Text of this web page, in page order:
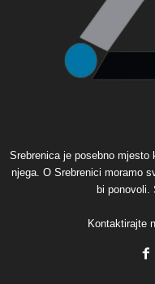
Srebrenica je posebno
njega. O Srebrenici moramo
bi ponovoli.
Kontaktirajte